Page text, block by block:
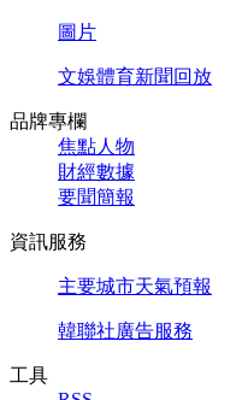
圖片
文娛體育新聞回放
品牌專欄
焦點人物
財經數據
要聞簡報
資訊服務
主要城市天氣預報
韓聯社廣告服務
工具